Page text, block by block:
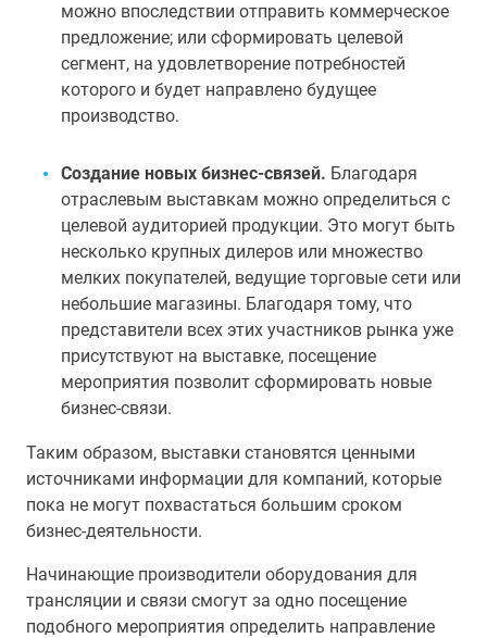
можно впоследствии отправить коммерческое
предложение; или сформировать целевой
сегмент, на удовлетворение потребностей
которого и будет направлено будущее
производство.
Создание новых бизнес-связей. Благодаря
отраслевым выставкам можно определиться с
целевой аудиторией продукции. Это могут быть
несколько крупных дилеров или множество
мелких покупателей, ведущие торговые сети или
небольшие магазины. Благодаря тому, что
представители всех этих участников рынка уже
присутствуют на выставке, посещение
мероприятия позволит сформировать новые
бизнес-связи.
Таким образом, выставки становятся ценными
источниками информации для компаний, которые
пока не могут похвастаться большим сроком
бизнес-деятельности.
Начинающие производители оборудования для
трансляции и связи смогут за одно посещение
подобного мероприятия определить направление